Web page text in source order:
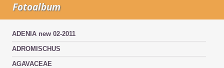
Fotoalbum
ADENIA new 02-2011
ADROMISCHUS
AGAVACEAE